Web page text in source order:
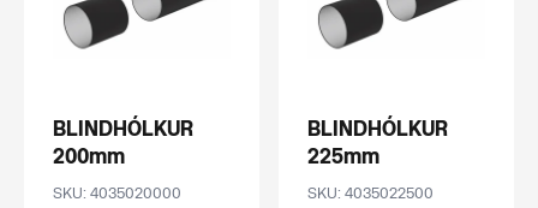
BLINDHÓLKUR
200mm
SKU: 4035020000
BLINDHÓLKUR
225mm
SKU: 4035022500